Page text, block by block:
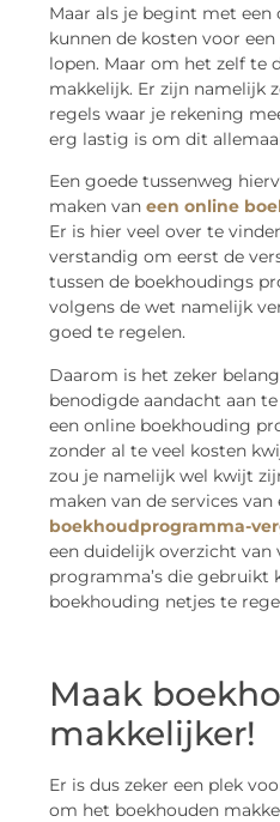
Maar als je begint met
kunnen de kosten voor
lopen. Maar om het zelf te
makkelijk. Er zijn namelijk
regels waar je rekening
erg lastig is om dit
Een goede tussenweg
maken van een online
Er is hier veel over te
verstandig om eerst de
tussen de boekhoudings
volgens de wet namelijk
goed te regelen.
Daarom is het zeker
benodigde aandacht aan
een online boekhouding
zonder al te veel kosten
zou je namelijk wel kwijt
maken van de services
boekhoudprogramma-
een duidelijk overzicht van
programma’s die gebruikt
boekhouding netjes te
Maak
makkelijker!
Er is dus zeker een plek
om het boekhouden